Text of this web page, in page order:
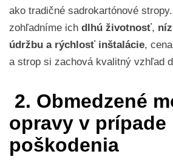
ako tradičné sadrokartónové
zohľadníme ich dlhú životnosť,
údržbu a rýchlosť inštalácie,
a strop si zachová kvalitný vzhľad
2. Obmedzené
opravy v prípade
poškodenia